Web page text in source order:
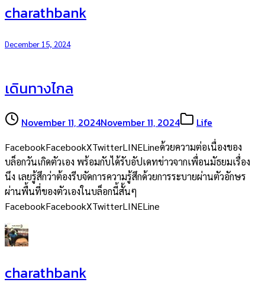
charathbank
December 15, 2024
เดินทางไกล
November 11, 2024November 11, 2024 Life
FacebookFacebookXTwitterLINELineด้วยความต่อเนื่องของ
บล็อกวันเกิดตัวเอง พร้อมกับได้รับอัปเดทข่าวจากเพื่อนมัธยมเรื่อง
นึง เลยรู้สึกว่าต้องรีบจัดการความรู้สึกด้วยการระบายผ่านตัวอักษร
ผ่านพื้นที่ของตัวเองในบล็อกนี้สั้นๆ
FacebookFacebookXTwitterLINELine
charathbank